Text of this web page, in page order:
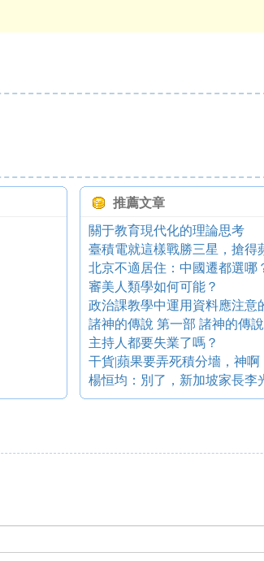
推薦文章
關于教育現代化的理論思考
臺積電就這樣戰勝三星，搶得
北京不適居住：中國遷都選哪
審美人類學如何可能？
政治課教學中運用資料應注意
諸神的傳說 第一部 諸神的傳
主持人都要失業了嗎？
干貨|蘋果要弄死積分墻，神啊
楊恒均：別了，新加坡家長李